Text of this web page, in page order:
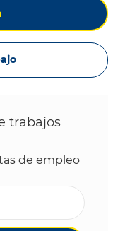
trabajos
de empleo
electrónico